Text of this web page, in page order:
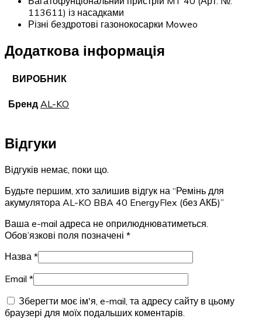
113611) із насадками
Різні бездротові газонокосарки Moweo
Додаткова інформація
ВИРОБНИК
Бренд AL-KO
Відгуки
Відгуків немає, поки що.
Будьте першим, хто залишив відгук на “Ремінь для
акумулятора AL-KO BBA 40 EnergyFlex (без АКБ)”
Ваша e-mail адреса не оприлюднюватиметься.
Обов’язкові поля позначені *
Назва *
Email *
Зберегти моє ім'я, e-mail, та адресу сайту в цьому
браузері для моїх подальших коментарів.